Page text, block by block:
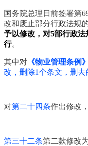
国务院总理日前签署第
改和废止部分行政法规
予以修改，对5部行政
行。
其中对 《物业管理条例 》
改，删除1个条文，删
对第二十四条作出修改，
第三十二条第二款修改